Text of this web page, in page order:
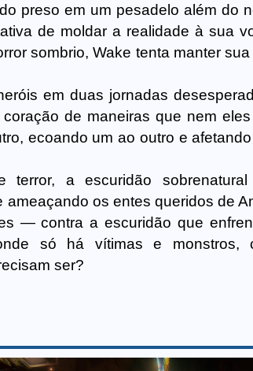
preso em um pesadelo além do
de moldar a realidade à sua
sombrio, Wake tenta manter
em duas jornadas
de maneiras que nem
ecoando um ao outro e
terror, a escuridão
os entes queridos de
— contra a escuridão que
só há vítimas e monstros,
ser?